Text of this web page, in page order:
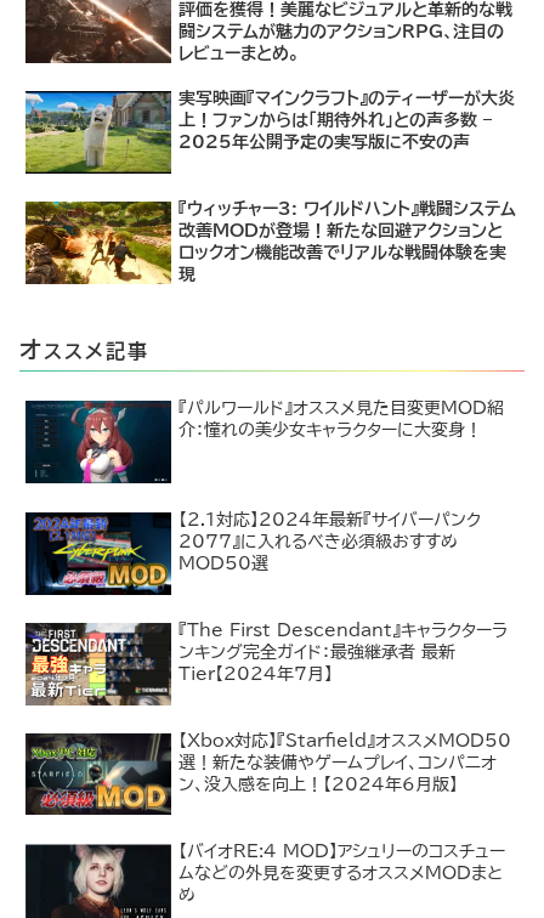
評価を獲得！美麗なビジュアルと革新的な戦
闘システムが魅力のアクションRPG、注目の
レビューまとめ。
実写映画『マインクラフト』のティーザーが大炎
上！ファンからは「期待外れ」との声多数 –
2025年公開予定の実写版に不安の声
『ウィッチャー3: ワイルドハント』戦闘システム
改善MODが登場！新たな回避アクションと
ロックオン機能改善でリアルな戦闘体験を実
現
オ ススメ記事
『パルワールド』オススメ見た目変更MOD紹
介：憧れの美少女キャラクターに大変身！
【2.1対応】2024年最新『サイバーパンク
2077』に入れるべき必須級おすすめ
MOD50選
『The First Descendant』キャラクターラ
ンキング完全ガイド：最強継承者 最新
Tier【2024年7月】
【Xbox対応】『Starfield』オススメMOD50
選！新たな装備やゲームプレイ、コンパニオ
ン、没入感を向上！【2024年6月版】
【バイオRE:4 MOD】アシュリーのコスチュー
ムなどの外見を変更するオススメMODまと
め